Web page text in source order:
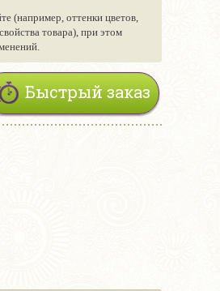
(например, оттенки цветов,
товара), при этом
Быстрый заказ